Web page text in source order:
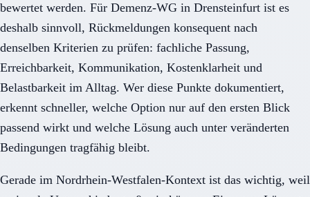
bewertet werden. Für Demenz-WG in Drensteinfurt ist es
deshalb sinnvoll, Rückmeldungen konsequent nach
denselben Kriterien zu prüfen: fachliche Passung,
Erreichbarkeit, Kommunikation, Kostenklarheit und
Belastbarkeit im Alltag. Wer diese Punkte dokumentiert,
erkennt schneller, welche Option nur auf den ersten Blick
passend wirkt und welche Lösung auch unter veränderten
Bedingungen tragfähig bleibt.
Gerade im Nordrhein-Westfalen-Kontext ist das wichtig, weil